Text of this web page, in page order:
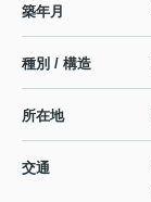
築年月
種別 / 構造
所在地
交通